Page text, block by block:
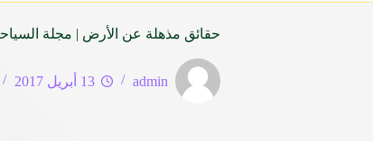
حقائق مذهلة عن الأرض | مجلة
admin 13 أبريل 2017